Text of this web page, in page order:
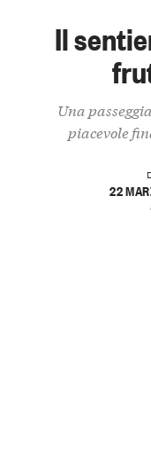
Il
Una
piacevole
22